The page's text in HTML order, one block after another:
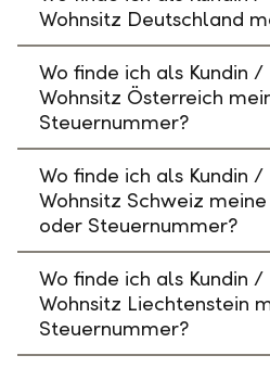
Wohnsitz Deutschland
Wo finde ich als Kundin /
Wohnsitz Österreich
Steuernummer?
Wo finde ich als Kundin /
Wohnsitz Schweiz
oder Steuernummer?
Wo finde ich als Kundin /
Wohnsitz Liechtenstein
Steuernummer?